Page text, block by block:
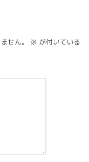
せん。 ※ が付いている